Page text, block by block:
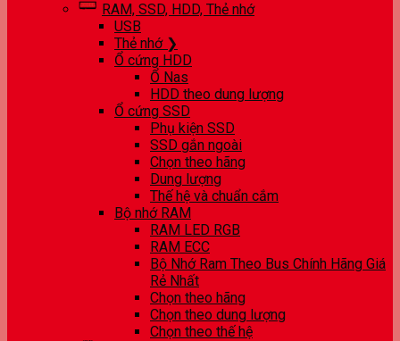
RAM, SSD, HDD, Thẻ nhớ
USB
Thẻ nhớ ❯
Ổ cứng HDD
Ổ Nas
HDD theo dung lượng
Ổ cứng SSD
Phụ kiện SSD
SSD gắn ngoài
Chọn theo hãng
Dung lượng
Thế hệ và chuẩn cắm
Bộ nhớ RAM
RAM LED RGB
RAM ECC
Bộ Nhớ Ram Theo Bus Chính Hãng Giá
Rẻ Nhất
Chọn theo hãng
Chọn theo dung lượng
Chọn theo thế hệ